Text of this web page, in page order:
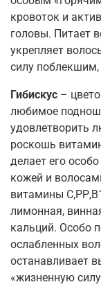
кровоток и
головы. Питает
укрепляет
силу
Гибискус –
любимое
удовлетворить
роскошь
делает его
кожей и
витамины
лимонная,
кальций. Особо
ослабленных
останавливает
«жизненную